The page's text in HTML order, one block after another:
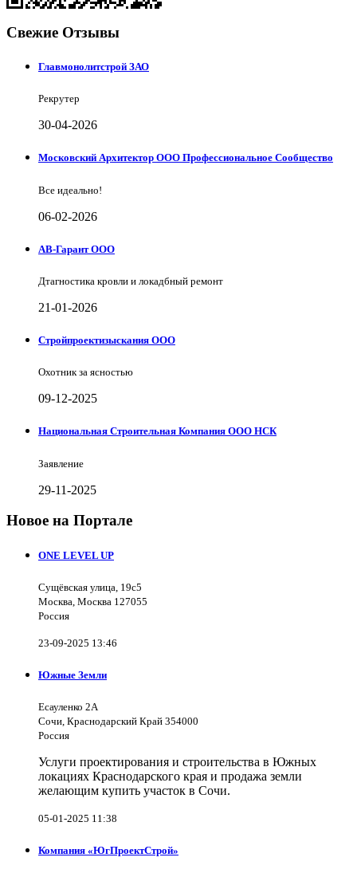
Свежие Отзывы
Главмонолитстрой ЗАО
Рекрутер
30-04-2026
Московский Архитектор ООО Профессиональное Сообщество
Все идеально!
06-02-2026
АВ-Гарант ООО
Дтагностика кровли и локадбный ремонт
21-01-2026
Стройпроектизыскания ООО
Охотник за ясностью
09-12-2025
Национальная Строительная Компания ООО НСК
Заявление
29-11-2025
Новое на Портале
ONE LEVEL UP
Сущёвская улица, 19с5
Москва, Москва 127055
Россия
23-09-2025 13:46
Южные Земли
Есауленко 2А
Сочи, Краснодарский Край 354000
Россия
Услуги проектирования и строительства в Южных
локациях Краснодарского края и продажа земли
желающим купить участок в Сочи.
05-01-2025 11:38
Компания «ЮгПроектСтрой»